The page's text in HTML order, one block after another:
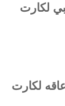
لكارت
لكارت